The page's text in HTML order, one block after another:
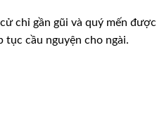
chỉ gần gũi và quý mến
tục cầu nguyện cho ngài.